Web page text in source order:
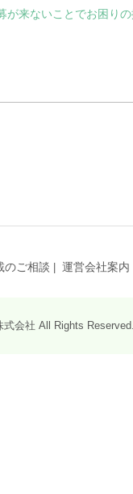
が来ないことでお困り
のご相談 運営会社案内
会社 All Rights Reserved.